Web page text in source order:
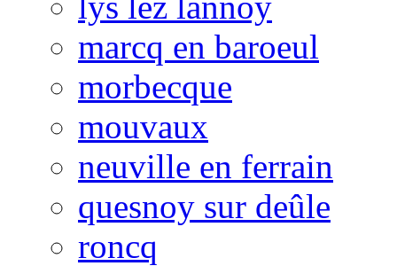
marcq en baroeul
morbecque
mouvaux
neuville en ferrain
quesnoy sur deûle
roncq